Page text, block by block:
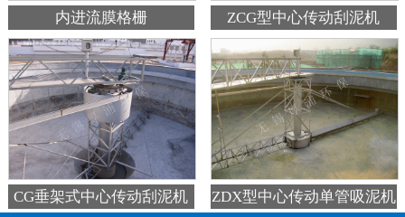
内进流膜格栅 ZCG型中心传动刮泥机
CG垂架式中心传动刮泥机 ZDX型中心传动单管吸泥机